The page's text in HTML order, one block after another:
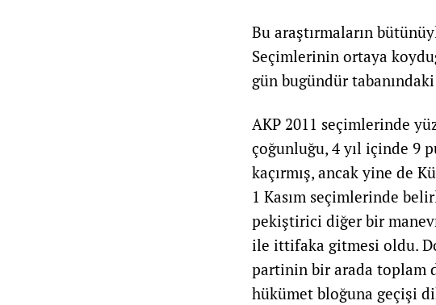
Bu araştırmaların
Seçimlerinin ortaya
gün bugündür
AKP 2011 seçimlerinde
çoğunluğu, 4 yıl içinde 9
kaçırmış, ancak yine de
1 Kasım seçimlerinde
pekiştirici diğer bir
ile ittifaka gitmesi oldu.
partinin bir arada toplam
hükümet bloğuna geçişi